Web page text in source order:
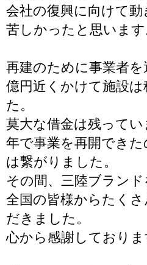
会社の復興に向けて
苦しかったと思います
再建のために事業者
億円近くかけて施設
た。
莫大な借金は残って
年で事業を再開でき
は繋がりました。
その間、三陸ブラン
全国の皆様からたく
だきました。
心から感謝しておりま